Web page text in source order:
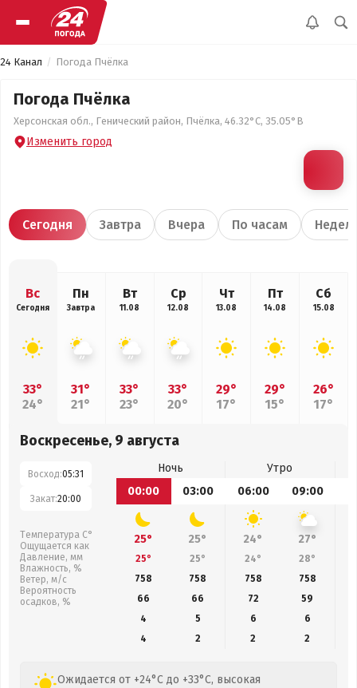
24 Канал Погода Пчёлка
Погода Пчёлка
Херсонская обл., Генический район, Пчёлка, 46.32°С, 35.05°В
Изменить город
Сегодня Завтра Вчера По часам
Вс
Сегодня
33°
24°
Пн
Завтра
31°
21°
Вт
11.08
33°
23°
Ср
12.08
33°
20°
Чт
13.08
29°
17°
Пт
14.08
29°
15°
Сб
15.08
26°
17°
Воскресенье, 9 августа
Восход:05:31
Закат:20:00
Температура С°
Ощущается как
Давление, мм
Влажность, %
Ветер, м/с
Вероятность
осадков, %
Ночь
Утро
00:00
03:00 06:00 09:00
25° 25° 24° 27°
25° 25° 24° 28°
758
758 758 758
66
66 72 59
4
5 6
6
4
2 2 2
Ожидается от +24°C до +33°C, высокая